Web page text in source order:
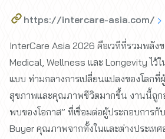
https://intercare-asia.com/
InterCare Asia 2026 คือเวทีที่รวมพลัง
Medical, Wellness และ Longevity ไว้
แบบ ท่ามกลางการเปลี่ยนแปลงของโลก
สุขภาพและคุณภาพชีวิตมากขึ้น งานนี้ถูก
พบของโอกาส” ที่เชื่อมต่อผู้ประกอบการกั
Buyer คุณภาพจากทั้งในและต่างประเทศ